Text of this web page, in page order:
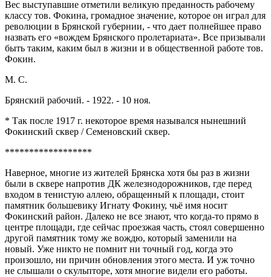
Вес выступавшие отметили великую преданность рабочему
классу тов. Фокина, громадное значение, которое он играл для
революции в Брянской губернии, - что дает полнейшее право
назвать его «вождем Брянского пролетариата». Все призывали
быть таким, каким был в жизни и в общественной работе тов.
Фокин.
М. С.
Брянский рабочий. - 1922. - 10 ноя.
* Так после 1917 г. некоторое время назывался нынешний
Фокинский сквер / Семеновский сквер.
******************
Наверное, многие из жителей Брянска хотя бы раз в жизни
были в сквере напротив ДК железнодорожников, где перед
входом в тенистую аллею, обращенный к площади, стоит
памятник большевику Игнату Фокину, чьё имя носит
Фокинский район. Далеко не все знают, что когда-то прямо в
центре площади, где сейчас проезжая часть, стоял совершенно
другой памятник тому же вождю, который заменили на
новый. Уже никто не помнит ни точный год, когда это
произошло, ни причин обновления этого места. И уж точно
не слышали о скульпторе, хотя многие видели его работы.